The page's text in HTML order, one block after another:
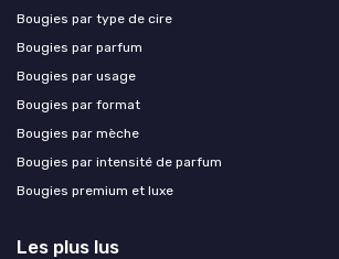
Bougies par type de cire
Bougies par parfum
Bougies par usage
Bougies par format
Bougies par mèche
Bougies par intensité de parfum
Bougies premium et luxe
Les plus lus